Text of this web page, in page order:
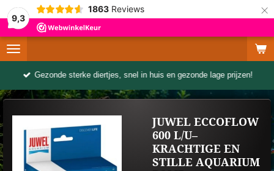
9,3
1863 Reviews ×
Gezonde sterke diertjes, snel in huis en gezonde lage prijzen!
JUWEL ECCOFLOW
600 L/U–
KRACHTIGE EN
STILLE AQUARIUM